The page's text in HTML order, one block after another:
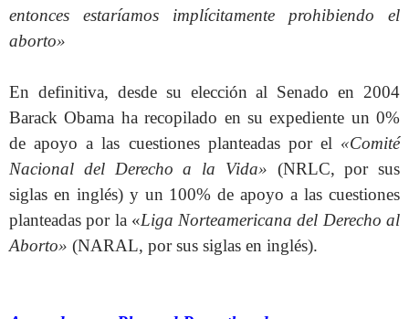
entonces estaríamos implícitamente prohibiendo el
aborto»
En definitiva, desde su elección al Senado en 2004
Barack Obama ha recopilado en su expediente un 0%
de apoyo a las cuestiones planteadas por el «Comité
Nacional del Derecho a la Vida» (NRLC, por sus
siglas en inglés) y un 100% de apoyo a las cuestiones
planteadas por la «Liga Norteamericana del Derecho al
Aborto» (NARAL, por sus siglas en inglés).